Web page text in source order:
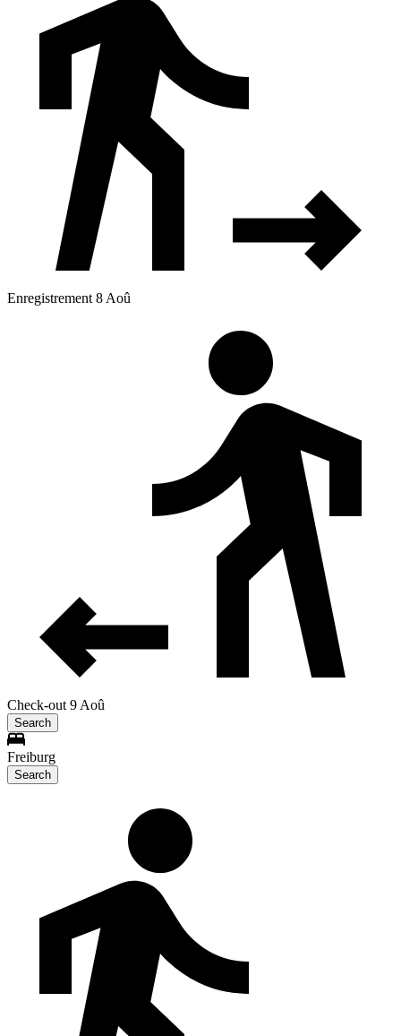
Enregistrement 8 Aoû
Check-out 9 Aoû
Search
Freiburg
Search